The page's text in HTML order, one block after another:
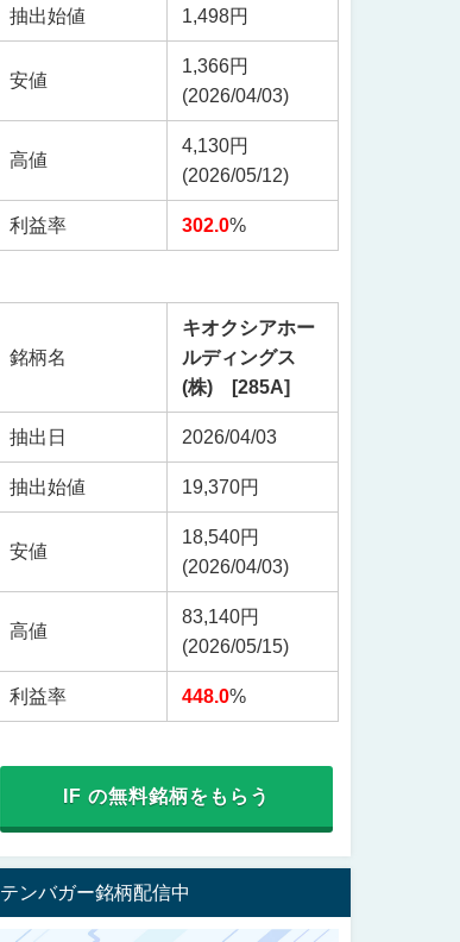
抽出始値 1,498円
安値
1,366円
(2026/04/03)
高値
4,130円
(2026/05/12)
利益率 302.0%
銘柄名
キオクシアホー
ルディングス
(株) [285A]
抽出日 2026/04/03
抽出始値 19,370円
安値
18,540円
(2026/04/03)
高値
83,140円
(2026/05/15)
利益率 448.0%
IF の無料銘柄をもらう
テンバガー銘柄配信中